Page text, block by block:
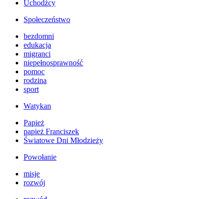
Uchodźcy
Społeczeństwo
bezdomni
edukacja
migranci
niepełnosprawność
pomoc
rodzina
sport
Watykan
Papież
papież Franciszek
Światowe Dni Młodzieży
Powołanie
misje
rozwój